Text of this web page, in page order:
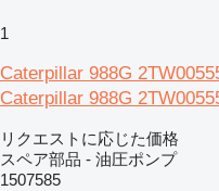
1
Caterpillar 988G
Caterpillar 988G
リクエストに応じた価格
スペア部品 - 油圧ポンプ
1507585